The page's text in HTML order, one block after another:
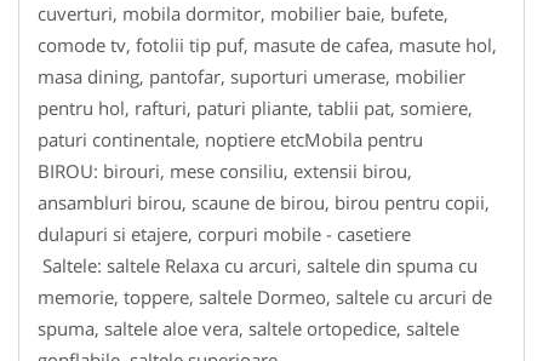
cuverturi, mobila dormitor, mobilier baie, bufete,
comode tv, fotolii tip puf, masute de cafea, masute hol,
masa dining, pantofar, suporturi umerase, mobilier
pentru hol, rafturi, paturi pliante, tablii pat, somiere,
paturi continentale, noptiere etcMobila pentru
BIROU: birouri, mese consiliu, extensii birou,
ansambluri birou, scaune de birou, birou pentru copii,
dulapuri si etajere, corpuri mobile - casetiere
Saltele: saltele Relaxa cu arcuri, saltele din spuma cu
memorie, toppere, saltele Dormeo, saltele cu arcuri de
spuma, saltele aloe vera, saltele ortopedice, saltele